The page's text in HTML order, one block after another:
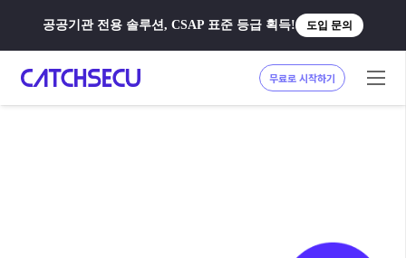
공공기관 전용 솔루션, CSAP 표준 등급 획득! 도입 문의
무료로 시작하기